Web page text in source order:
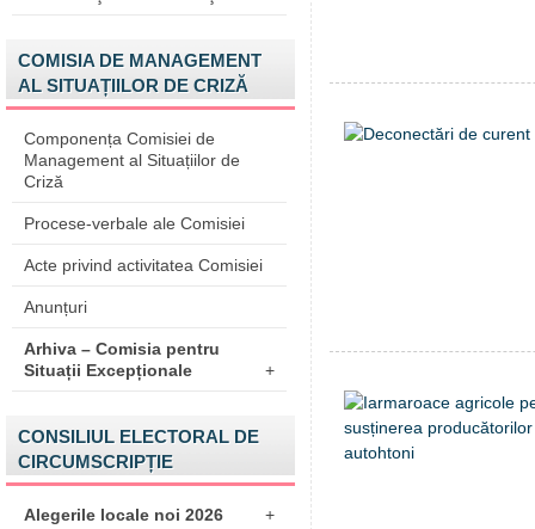
COMISIA DE MANAGEMENT
AL SITUAȚIILOR DE CRIZĂ
Componența Comisiei de
Management al Situațiilor de
Criză
Procese-verbale ale Comisiei
Acte privind activitatea Comisiei
Anunțuri
Arhiva – Comisia pentru
Situații Excepționale
+
CONSILIUL ELECTORAL DE
CIRCUMSCRIPȚIE
Alegerile locale noi 2026 +